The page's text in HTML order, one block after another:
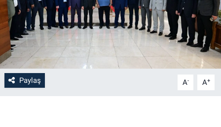
Paylaş A- A+
Kültür
3.Sayfa
Medya
Bilim-Tek